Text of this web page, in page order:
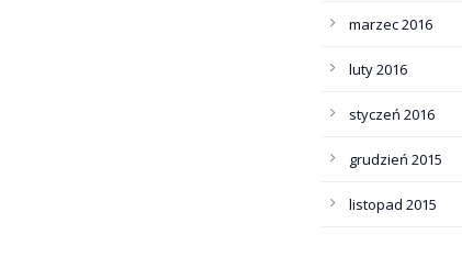
marzec 2016
luty 2016
styczeń 2016
grudzień 2015
listopad 2015